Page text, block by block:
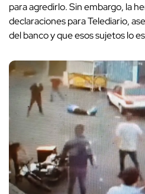
para agredirlo. Sin embargo, la
declaraciones para Telediario,
del banco y que esos sujetos lo